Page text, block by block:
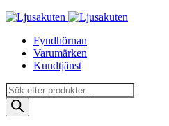
Fyndhörnan
Varumärken
Kundtjänst
Produktsökning